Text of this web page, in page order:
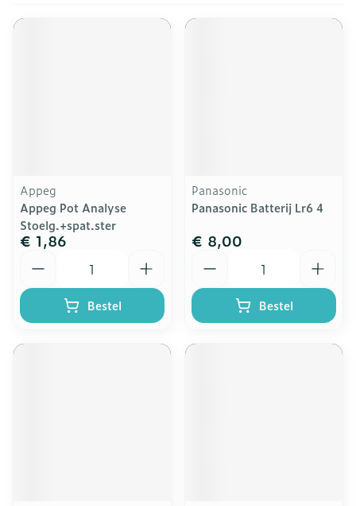
Appeg
Appeg Pot Analyse
Stoelg.+spat.ster
€ 1,86
Bestel
Panasonic
Panasonic Batterij Lr6 4
€ 8,00
Bestel